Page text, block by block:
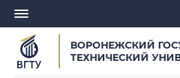
ВОРОНЕЖСКИЙ
ТЕХНИЧЕСКИЙ